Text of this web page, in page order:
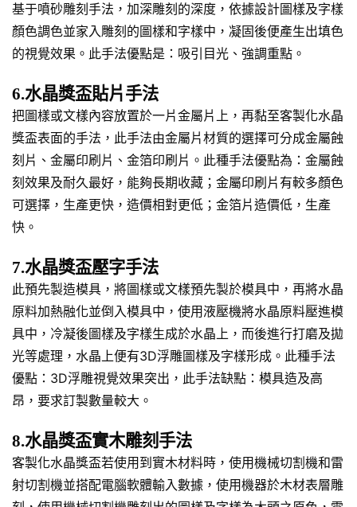
基于噴砂雕刻手法，加深雕刻的深度，依據設計圖樣及字樣
顏色調色並家入雕刻的圖樣和字樣中，凝固後便產生出填色
的視覺效果。此手法優點是：吸引目光、強調重點。
6.水晶獎盃貼片手法
把圖樣或文樣內容放置於一片金屬片上，再黏至客製化水晶
獎盃表面的手法，此手法由金屬片材質的選擇可分成金屬蝕
刻片、金屬印刷片、金箔印刷片。此種手法優點為：金屬蝕
刻效果及耐久最好，能夠長期收藏；金屬印刷片有較多顏色
可選擇，生產更快，造價相對更低；金箔片造價低，生產
快。
7.水晶獎盃壓字手法
此預先製造模具，將圖樣或文樣預先製於模具中，再將水晶
原料加熱融化並倒入模具中，使用液壓機將水晶原料壓進模
具中，冷凝後圖樣及字樣生成於水晶上，而後進行打磨及拋
光等處理，水晶上便有3D浮雕圖樣及字樣形成。此種手法
優點：3D浮雕視覺效果突出，此手法缺點：模具造及高
昂，要求訂製數量較大。
8.水晶獎盃實木雕刻手法
客製化水晶獎盃若使用到實木材料時，使用機械切割機和雷
射切割機並搭配電腦軟體輸入數據，使用機器於木材表層雕